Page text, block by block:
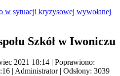
w sytuacji kryzysowej wywołanej
Szkół w Iwoniczu
2021 18:14 | Poprawiono:
| Administrator| Odsłony: 3039